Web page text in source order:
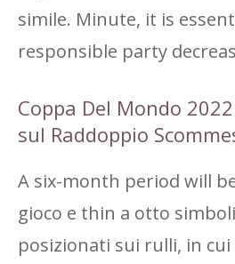
simile. Minute, it is
responsible party
Coppa Del Mondo
sul Raddoppio
A six-month period will
gioco e thin a otto
posizionati sui rulli, in cui